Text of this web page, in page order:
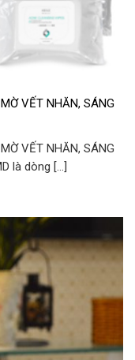
VẾT NHĂN, SÁNG
VẾT NHĂN, SÁNG
là dòng [...]